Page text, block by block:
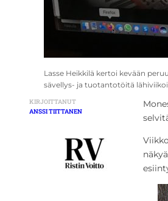
Lasse Heikkilä kertoi kevään
sävellys- ja tuotantotöitä
KIRJOITTANUT
ANSSI TIITTANEN